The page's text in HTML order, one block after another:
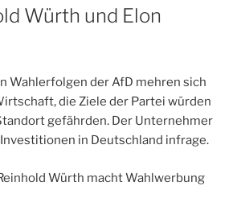
Würth und Elon
Wahlerfolgen der AfD mehren sich
die Ziele der Partei würden
gefährden. Der Unternehmer
in Deutschland infrage.
Würth macht Wahlwerbung